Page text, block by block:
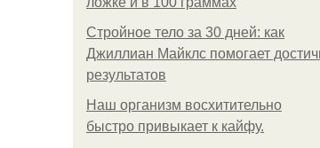
Стройное тело за 30 дней: как
Джиллиан Майклс помогает
результатов
Наш организм восхитительно
быстро привыкает к кайфу.